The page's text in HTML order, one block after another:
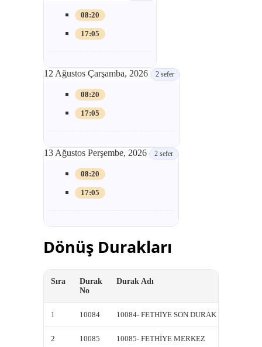
08:20
17:05
12 Ağustos Çarşamba, 2026 2 sefer
08:20
17:05
13 Ağustos Perşembe, 2026 2 sefer
08:20
17:05
Dönüş Durakları
Sıra
Durak
No
Durak Adı
1 10084 10084- FETHİYE SON DURAK
2 10085 10085- FETHİYE MERKEZ